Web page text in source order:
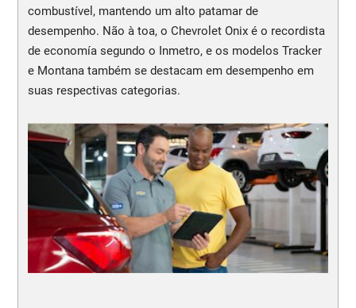
combustível, mantendo um alto patamar de
desempenho. Não à toa, o Chevrolet Onix é o recordista
de economía segundo o Inmetro, e os modelos Tracker
e Montana também se destacam em desempenho em
suas respectivas categorias.